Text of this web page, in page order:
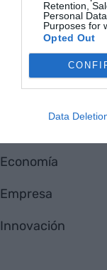
Retention,
Personal
Purposes for
Opted Out
Data
Empresa
Quiénes somos
Contáctanos
Totmedia
EnpresaBIDEA
Economía
Empresa
Innovación